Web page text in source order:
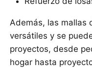
Además, las mallas
versátiles y se
proyectos, desde
hogar hasta